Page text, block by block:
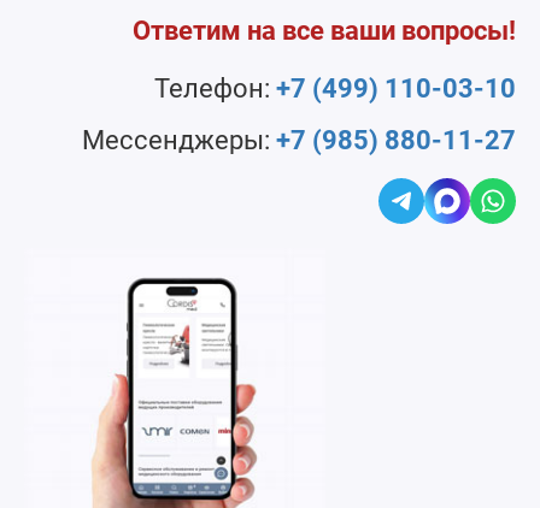
Ответим на все ваши вопросы!
Телефон: +7 (499) 110-03-10
Мессенджеры: +7 (985) 880-11-27